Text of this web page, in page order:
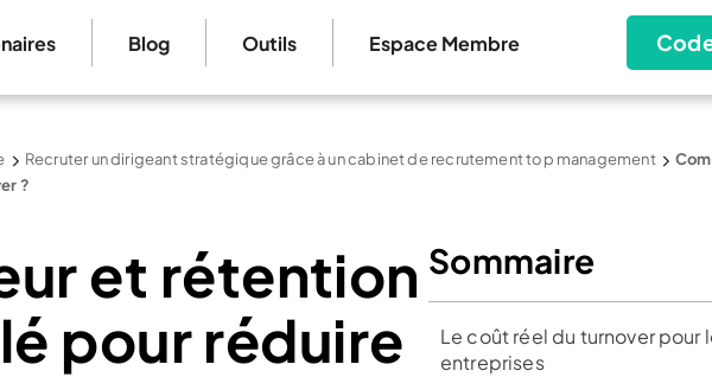
Blog Outils Espace Membre
Recruter un dirigeant stratégique grâce à un cabinet de recrutement top management
?
et rétention
pour réduire
Sommaire
Le coût réel du turnover pour
entreprises